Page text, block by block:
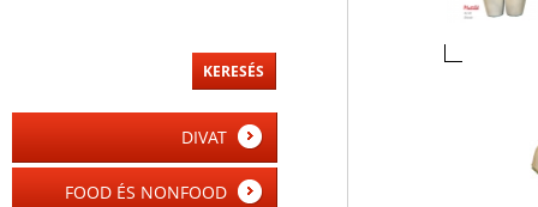
DIVAT
FOOD ÉS NONFOOD